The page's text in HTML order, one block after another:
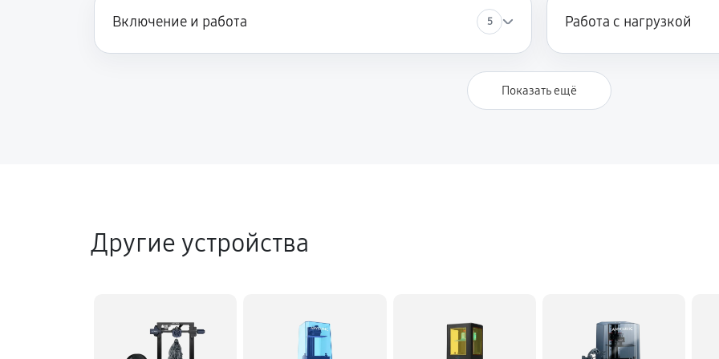
Включение и работа 5 Работа с нагрузкой
Показать ещё
Другие устройства